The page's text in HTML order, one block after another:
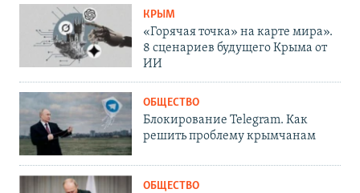
КРЫМ
«Горячая точка» на карте мира».
8 сценариев будущего Крыма от
ИИ
ОБЩЕСТВО
Блокирование Telegram. Как
решить проблему крымчанам
ОБЩЕСТВО